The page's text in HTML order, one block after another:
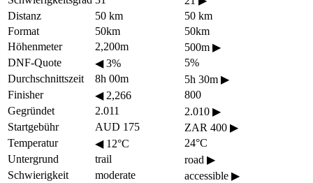
Distanz
50 km
50 km
Format
50km
50km
Höhenmeter
2,200m 500m ▶
DNF-Quote
◀3%
5%
Durchschnittszeit
8h 00m 5h 30m ▶
Finisher
◀2,266
800
Gegründet
2.011 2.010 ▶
Startgebühr
AUD 175 ZAR 400 ▶
Temperatur
◀12°C
24°C
Untergrund
trail road ▶
Schwierigkeit
moderate accessible ▶